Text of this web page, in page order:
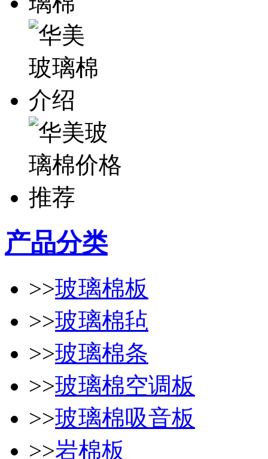
产品分类
>>玻璃棉板
>>玻璃棉毡
>>玻璃棉条
>>玻璃棉空调板
>>玻璃棉吸音板
>>岩棉板